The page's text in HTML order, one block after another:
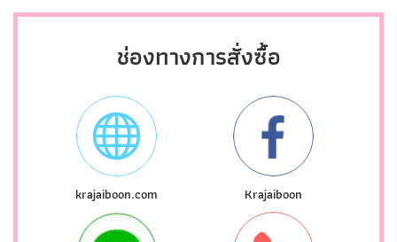
ช่องทางการสั่งซื้อ
krajaiboon.com Krajaiboon